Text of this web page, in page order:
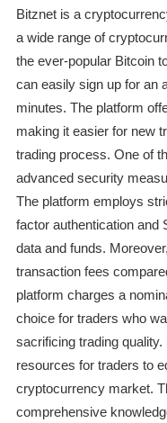
Bitznet is a
a wide range of
the ever-popular Bitcoin
can easily sign up for an
minutes. The platform
making it easier for new
trading process. One of
advanced security
The platform employs
factor authentication and
data and funds.
transaction fees
platform charges a
choice for traders who
sacrificing trading
resources for traders to
cryptocurrency market.
comprehensive